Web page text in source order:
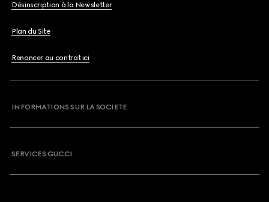
Désinscription à la Newsletter
Plan du Site
Renoncer au contrat ici
INFORMATIONS SUR LA SOCIETE
SERVICES GUCCI